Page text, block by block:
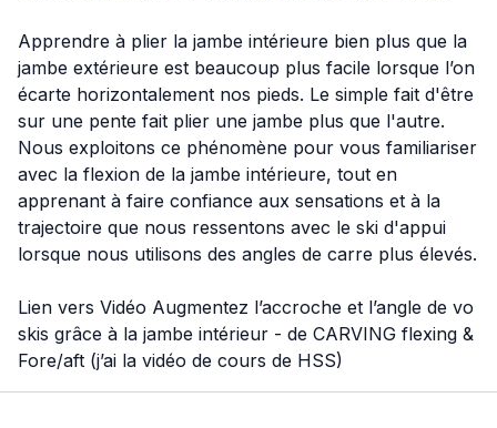
Apprendre à plier la jambe intérieure bien plus que la
jambe extérieure est beaucoup plus facile lorsque l’on
écarte horizontalement nos pieds. Le simple fait d'être
sur une pente fait plier une jambe plus que l'autre.
Nous exploitons ce phénomène pour vous familiariser
avec la flexion de la jambe intérieure, tout en
apprenant à faire confiance aux sensations et à la
trajectoire que nous ressentons avec le ski d'appui
lorsque nous utilisons des angles de carre plus élevés.
Lien vers Vidéo Augmentez l’accroche et l’angle de vo
skis grâce à la jambe intérieur - de CARVING flexing &
Fore/aft (j’ai la vidéo de cours de HSS)